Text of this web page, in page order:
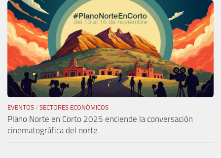
EVENTOS / SECTORES ECONÓMICOS
Plano Norte en Corto 2025 enciende la conversación
cinematográfica del norte